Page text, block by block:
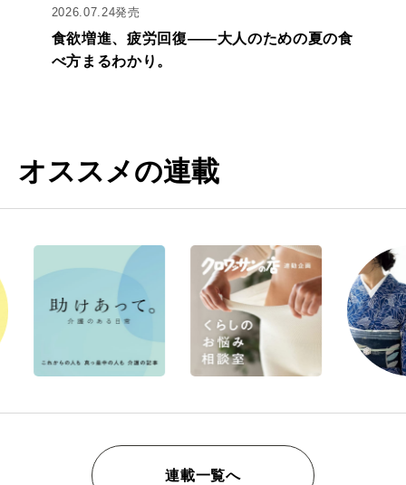
2026.07.24発売
食欲増進、疲労回復——大人のための夏の食
べ方まるわかり。
オススメの連載
連載一覧へ